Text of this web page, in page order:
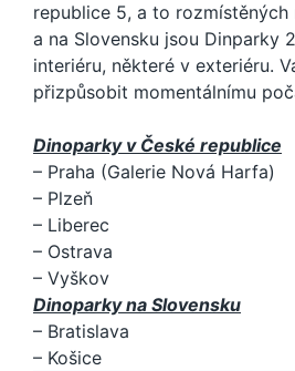
republice 5, a to rozmístěných
a na Slovensku jsou Dinparky
interiéru, některé v exteriéru.
přizpůsobit momentálnímu
Dinoparky v České republice
– Praha (Galerie Nová Harfa)
– Plzeň
– Liberec
– Ostrava
– Vyškov
Dinoparky na Slovensku
– Bratislava
– Košice